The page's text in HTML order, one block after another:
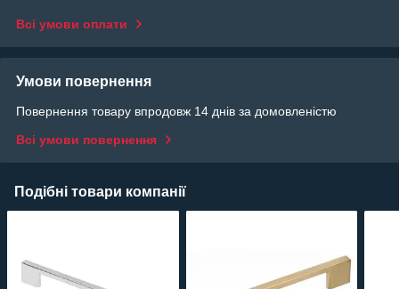
Всі умови оплати
Умови повернення
Повернення товару впродовж 14 днів за домовленістю
Всі умови повернення
Подібні товари компанії